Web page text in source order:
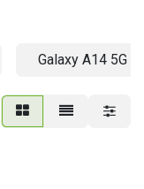
Galaxy A14 5G